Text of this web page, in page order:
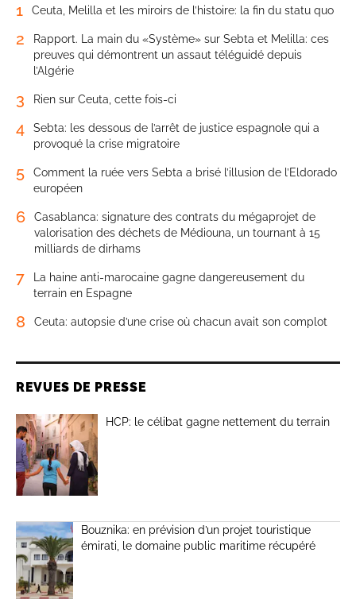
1 Ceuta, Melilla et les miroirs de l’histoire: la fin du statu quo
2
Rapport. La main du «Système» sur Sebta et Melilla: ces
preuves qui démontrent un assaut téléguidé depuis
l’Algérie
3 Rien sur Ceuta, cette fois-ci
4
Sebta: les dessous de l’arrêt de justice espagnole qui a
provoqué la crise migratoire
5
Comment la ruée vers Sebta a brisé l’illusion de l’Eldorado
européen
6
Casablanca: signature des contrats du mégaprojet de
valorisation des déchets de Médiouna, un tournant à 15
milliards de dirhams
7
La haine anti-marocaine gagne dangereusement du
terrain en Espagne
8 Ceuta: autopsie d’une crise où chacun avait son complot
REVUES DE PRESSE
HCP: le célibat gagne nettement du terrain
Bouznika: en prévision d’un projet touristique
émirati, le domaine public maritime récupéré